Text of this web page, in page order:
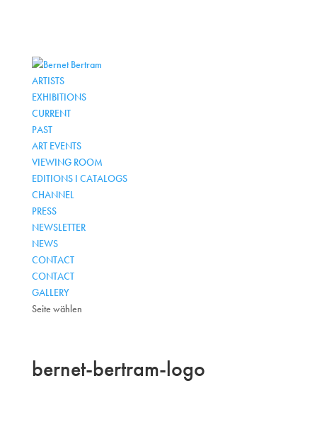
ARTISTS
EXHIBITIONS
CURRENT
PAST
ART EVENTS
VIEWING ROOM
EDITIONS I CATALOGS
CHANNEL
PRESS
NEWSLETTER
NEWS
CONTACT
CONTACT
GALLERY
Seite wählen
bernet-bertram-logo